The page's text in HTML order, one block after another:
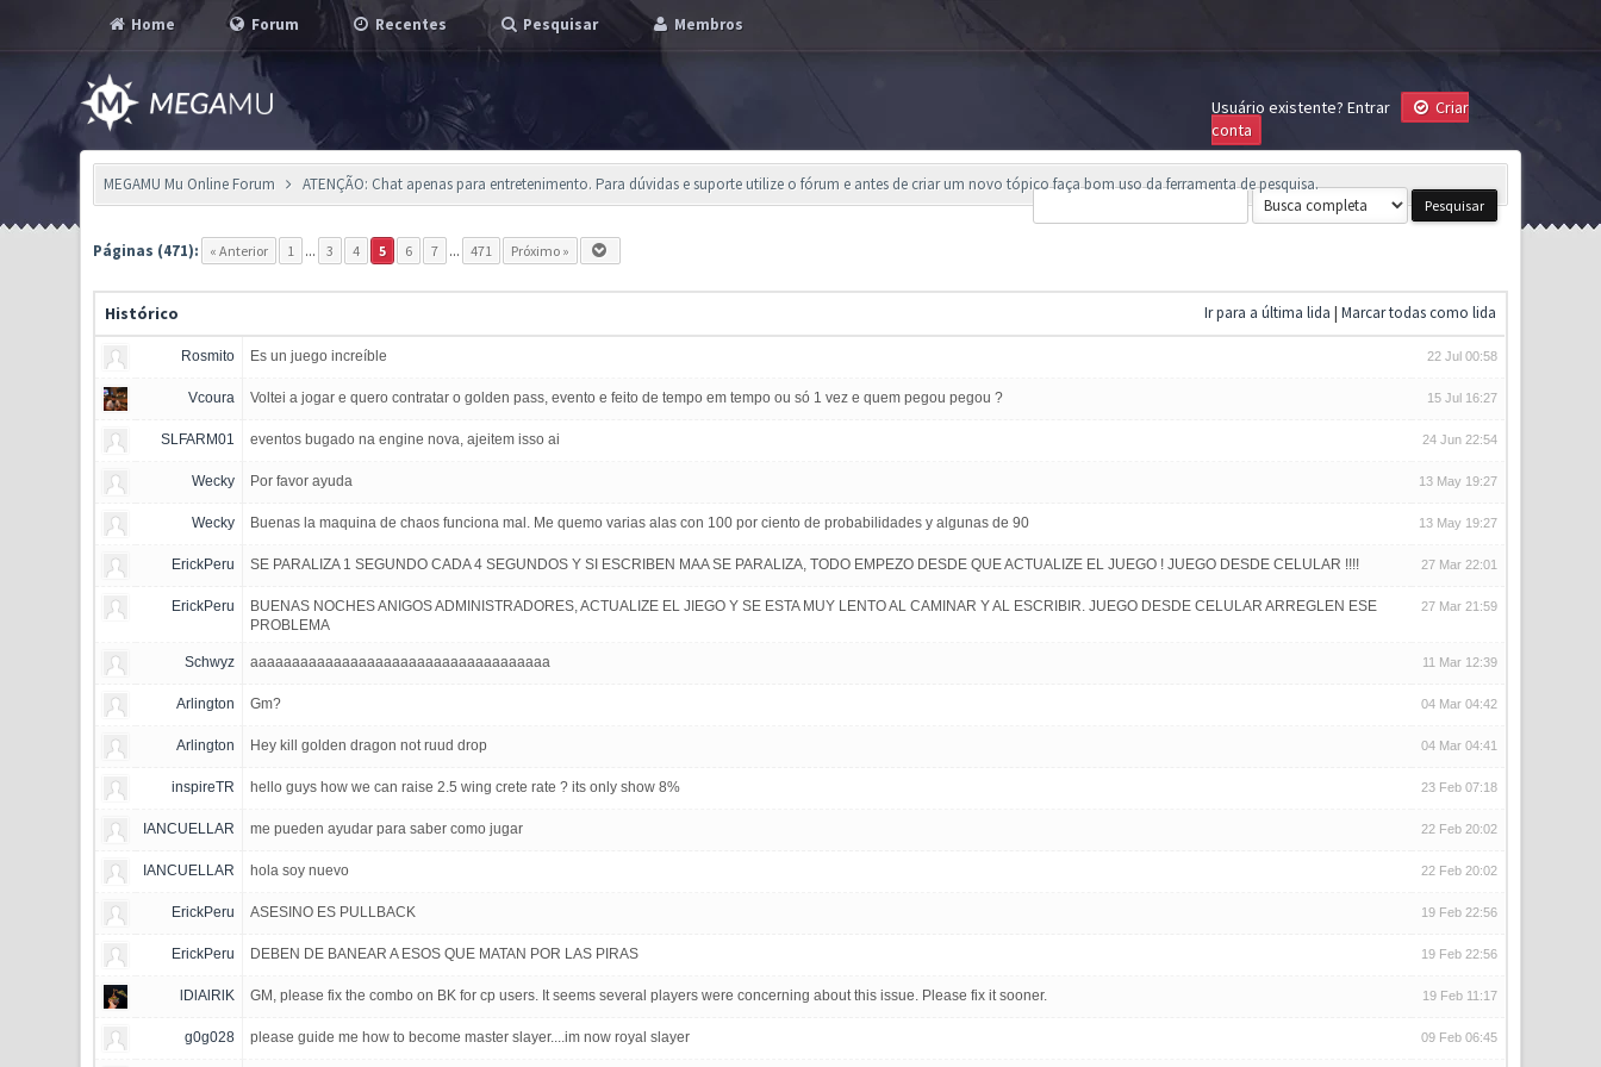
Home Forum Recentes Pesquisar Membros
Usuário existente? Entrar
Criar
conta
MEGAMU Mu Online Forum ATENÇÃO: Chat apenas para entretenimento. Para dúvidas e suporte utilize o fórum e antes de criar um novo tópico faça bom uso da ferramenta de pesquisa.
Páginas (471): « Anterior 1 ... 3 4 5 6 7 ... 471 Próximo »
Histórico Ir para a última lida | Marcar todas como lida
Rosmito Es un juego increíble 22 Jul 00:58
Vcoura Voltei a jogar e quero contratar o golden pass, evento e feito de tempo em tempo ou só 1 vez e quem pegou pegou ? 15 Jul 16:27
SLFARM01 eventos bugado na engine nova, ajeitem isso ai 24 Jun 22:54
Wecky Por favor ayuda 13 May 19:27
Wecky Buenas la maquina de chaos funciona mal. Me quemo varias alas con 100 por ciento de probabilidades y algunas de 90 13 May 19:27
ErickPeru SE PARALIZA 1 SEGUNDO CADA 4 SEGUNDOS Y SI ESCRIBEN MAA SE PARALIZA, TODO EMPEZO DESDE QUE ACTUALIZE EL JUEGO ! JUEGO DESDE CELULAR !!!! 27 Mar 22:01
ErickPeru
BUENAS NOCHES ANIGOS ADMINISTRADORES, ACTUALIZE EL JIEGO Y SE ESTA MUY LENTO AL CAMINAR Y AL ESCRIBIR. JUEGO DESDE CELULAR ARREGLEN ESE
PROBLEMA
27 Mar 21:59
Schwyz aaaaaaaaaaaaaaaaaaaaaaaaaaaaaaaaaaaa 11 Mar 12:39
Arlington Gm? 04 Mar 04:42
Arlington Hey kill golden dragon not ruud drop 04 Mar 04:41
inspireTR hello guys how we can raise 2.5 wing crete rate ? its only show 8% 23 Feb 07:18
IANCUELLAR me pueden ayudar para saber como jugar 22 Feb 20:02
IANCUELLAR hola soy nuevo 22 Feb 20:02
ErickPeru ASESINO ES PULLBACK 19 Feb 22:56
ErickPeru DEBEN DE BANEAR A ESOS QUE MATAN POR LAS PIRAS 19 Feb 22:56
lDlAlRlK GM, please fix the combo on BK for cp users. It seems several players were concerning about this issue. Please fix it sooner. 19 Feb 11:17
g0g028 please guide me how to become master slayer....im now royal slayer 09 Feb 06:45